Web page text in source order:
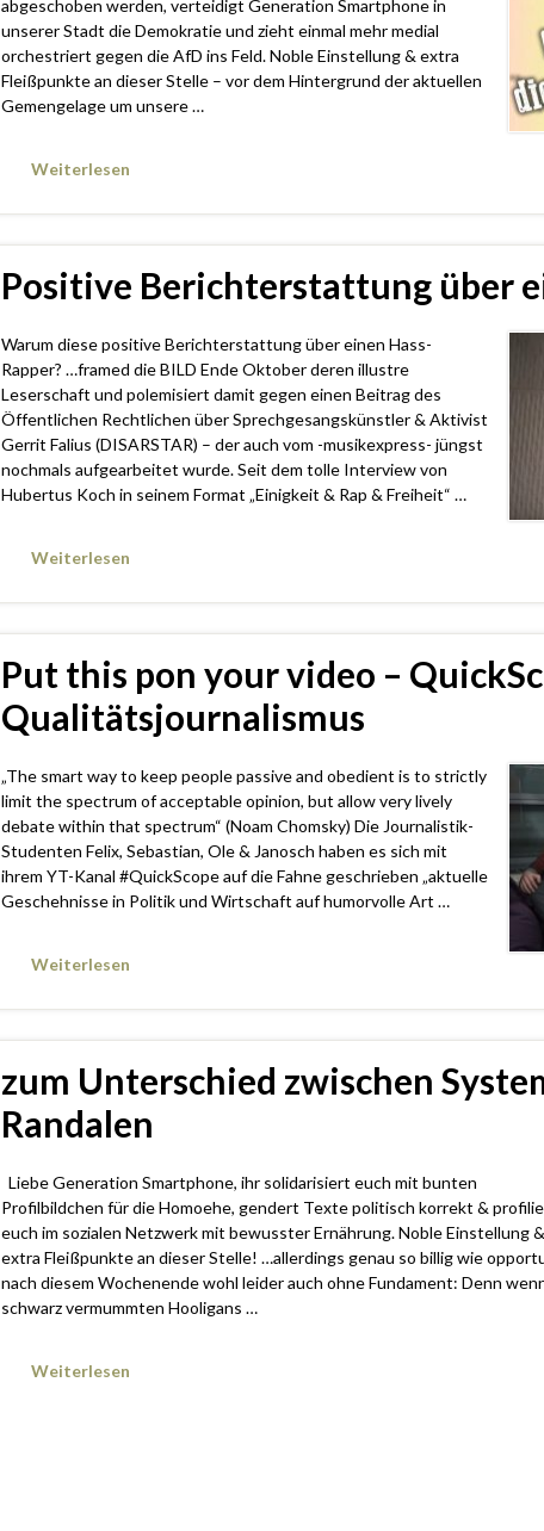
abgeschoben werden, verteidigt Generation Smartphone in
unserer Stadt die Demokratie und zieht einmal mehr medial
orchestriert gegen die AfD ins Feld. Noble Einstellung & extra
Fleißpunkte an dieser Stelle – vor dem Hintergrund der aktuellen
Gemengelage um unsere …
Weiterlesen
Positive Berichterstattung über
Warum diese positive Berichterstattung über einen Hass-
Rapper? …framed die BILD Ende Oktober deren illustre
Leserschaft und polemisiert damit gegen einen Beitrag des
Öffentlichen Rechtlichen über Sprechgesangskünstler & Aktivist
Gerrit Falius (DISARSTAR) – der auch vom -musikexpress- jüngst
nochmals aufgearbeitet wurde. Seit dem tolle Interview von
Hubertus Koch in seinem Format „Einigkeit & Rap & Freiheit“ …
Weiterlesen
Put this pon your video –
Qualitätsjournalismus
„The smart way to keep people passive and obedient is to strictly
limit the spectrum of acceptable opinion, but allow very lively
debate within that spectrum“ (Noam Chomsky) Die Journalistik-
Studenten Felix, Sebastian, Ole & Janosch haben es sich mit
ihrem YT-Kanal #QuickScope​ auf die Fahne geschrieben „aktuelle
Geschehnisse in Politik und Wirtschaft auf humorvolle Art …
Weiterlesen
zum Unterschied zwischen
Randalen
Liebe Generation Smartphone, ihr solidarisiert euch mit bunten
Profilbildchen für die Homoehe, gendert Texte politisch korrekt &
euch im sozialen Netzwerk mit bewusster Ernährung. Noble Einstellung &
extra Fleißpunkte an dieser Stelle! …allerdings genau so billig wie
nach diesem Wochenende wohl leider auch ohne Fundament: Denn
schwarz vermummten Hooligans …
Weiterlesen